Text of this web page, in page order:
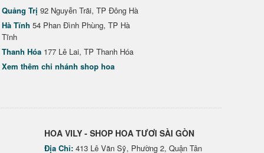
Quảng Trị 92 Nguyễn Trãi, TP Đông Hà
Hà Tĩnh 54 Phan Đình Phùng, TP Hà
Tĩnh
Thanh Hóa 177 Lê Lai, TP Thanh Hóa
Xem thêm chi nhánh shop hoa
HOA VILY - SHOP HOA TƯƠI SÀI GÒN
Địa Chỉ: 413 Lê Văn Sỹ, Phường 2, Quận Tân